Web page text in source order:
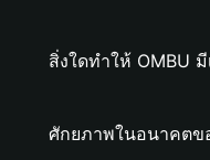
สิ่งใดทำให้ OMBU
ศักยภาพในอนาคตข